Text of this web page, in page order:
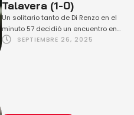
Talavera (1-0)
Un solitario tanto de Di Renzo en el
minuto 57 decidió un encuentro en
el que Marc sostuvo …
SEPTIEMBRE 26, 2025